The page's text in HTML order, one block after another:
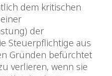
dem kritischen
der
Steuerpflichtige aus
Gründen befürchtet
verlieren, wenn sie